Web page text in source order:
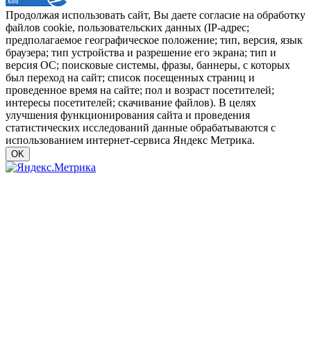
Продолжая использовать сайт, Вы даете согласие на обработку
файлов cookie, пользовательских данных (IP-адрес;
предполагаемое географическое положение; тип, версия, язык
браузера; тип устройства и разрешение его экрана; тип и
версия ОС; поисковые системы, фразы, баннеры, с которых
был переход на сайт; список посещенных страниц и
проведенное время на сайте; пол и возраст посетителей;
интересы посетителей; скачивание файлов). В целях
улучшения функционирования сайта и проведения
статистических исследований данные обрабатываются с
использованием интернет-сервиса Яндекс Метрика.
OK